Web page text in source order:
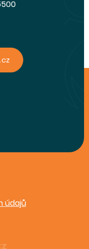
údajů